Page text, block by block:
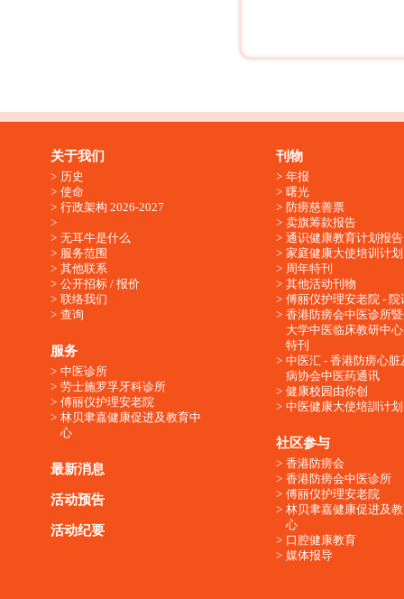
关于我们
历史
使命
行政架构 2026-2027
无耳牛是什么
服务范围
其他联系
公开招标 / 报价
联络我们
查询
服务
中医诊所
劳士施罗孚牙科诊所
傅丽仪护理安老院
林贝聿嘉健康促进及教育中
心
最新消息
活动预告
活动纪要
刊物
年报
曙光
防痨慈善票
卖旗筹款报告
通识健康教育计划报告
家庭健康大使培训计划
周年特刊
其他活动刊物
傅丽仪护理安老院 - 院
香港防痨会中医诊所
大学中医临床教研中
特刊
中医汇 - 香港防痨心脏
病协会中医药通讯
健康校园由你创
中医健康大使培訓计划
社区参与
香港防痨会
香港防痨会中医诊所
傅丽仪护理安老院
林贝聿嘉健康促进及
心
口腔健康教育
媒体报导